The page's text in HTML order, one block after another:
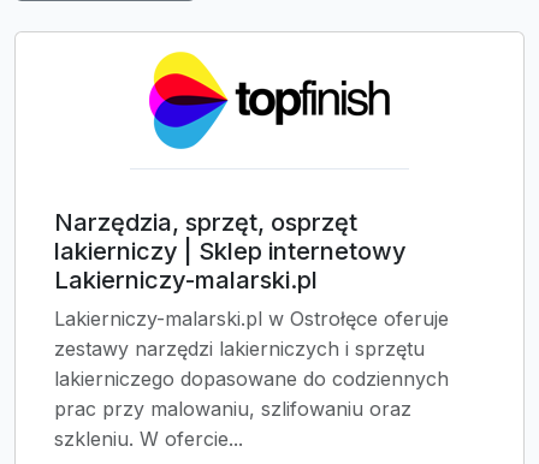
Narzędzia, sprzęt, osprzęt
lakierniczy | Sklep internetowy
Lakierniczy-malarski.pl
Lakierniczy-malarski.pl w Ostrołęce oferuje
zestawy narzędzi lakierniczych i sprzętu
lakierniczego dopasowane do codziennych
prac przy malowaniu, szlifowaniu oraz
szkleniu. W ofercie...